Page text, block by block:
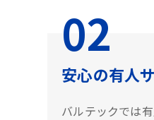
02
安心の有人
バルテックでは